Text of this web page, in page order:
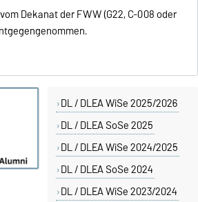
Dekanat der FWW (G22, C-008 oder
DL / DLEA WiSe 2025/2026
DL / DLEA SoSe 2025
DL / DLEA WiSe 2024/2025
DL / DLEA SoSe 2024
DL / DLEA WiSe 2023/2024